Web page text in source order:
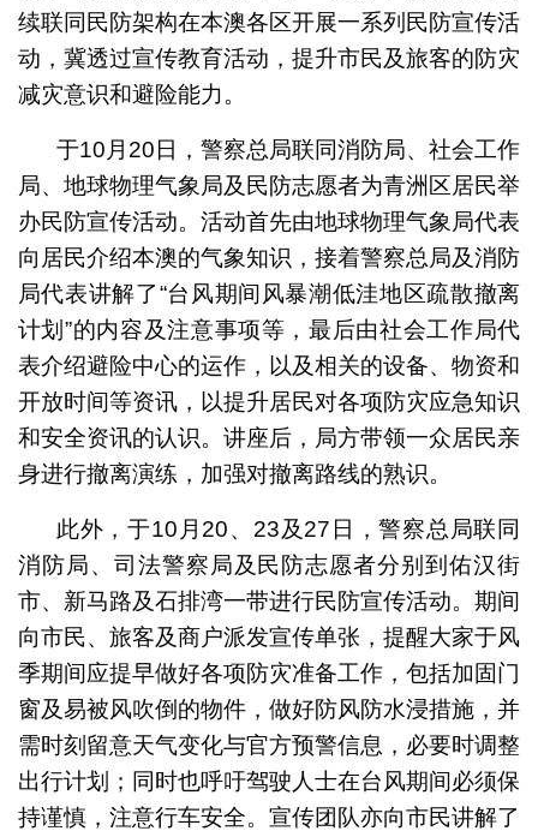
续联同民防架构在本澳各区开展一系列民防宣传活
动，冀透过宣传教育活动，提升市民及旅客的防灾
减灾意识和避险能力。
于10月20日，警察总局联同消防局、社会工作
局、地球物理气象局及民防志愿者为青洲区居民举
办民防宣传活动。活动首先由地球物理气象局代表
向居民介绍本澳的气象知识，接着警察总局及消防
局代表讲解了“台风期间风暴潮低洼地区疏散撤离
计划”的内容及注意事项等，最后由社会工作局代
表介绍避险中心的运作，以及相关的设备、物资和
开放时间等资讯，以提升居民对各项防灾应急知识
和安全资讯的认识。讲座后，局方带领一众居民亲
身进行撤离演练，加强对撤离路线的熟识。
此外，于10月20、23及27日，警察总局联同
消防局、司法警察局及民防志愿者分别到佑汉街
市、新马路及石排湾一带进行民防宣传活动。期间
向市民、旅客及商户派发宣传单张，提醒大家于风
季期间应提早做好各项防灾准备工作，包括加固门
窗及易被风吹倒的物件，做好防风防水浸措施，并
需时刻留意天气变化与官方预警信息，必要时调整
出行计划；同时也呼吁驾驶人士在台风期间必须保
持谨慎，注意行车安全。宣传团队亦向市民讲解了